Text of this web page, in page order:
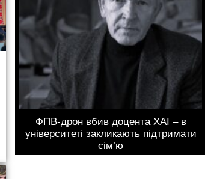
ФПВ-дрон вбив доцента ХАІ – в
університеті закликають підтримати
сім’ю